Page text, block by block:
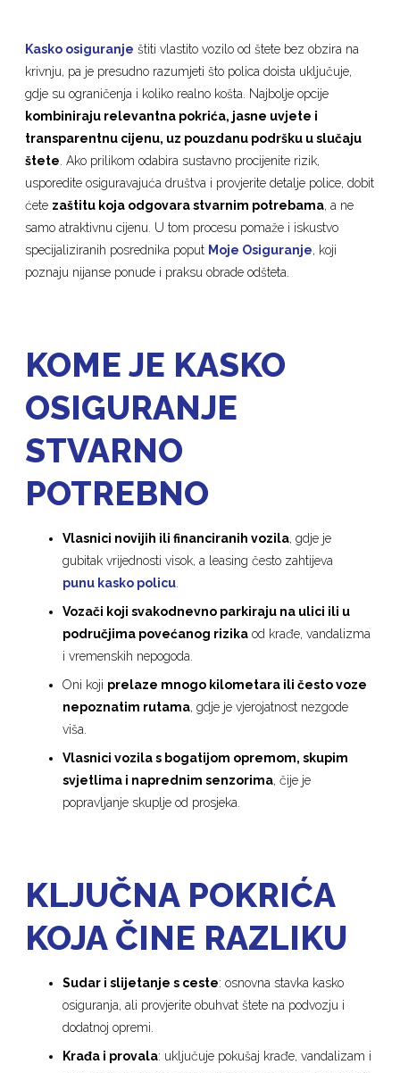
Kasko osiguranje štiti vlastito vozilo od štete bez obzira na
krivnju, pa je presudno razumjeti što polica doista uključuje,
gdje su ograničenja i koliko realno košta. Najbolje opcije
kombiniraju relevantna pokrića, jasne uvjete i
transparentnu cijenu, uz pouzdanu podršku u slučaju
štete . Ako prilikom odabira sustavno procijenite rizik,
usporedite osiguravajuća društva i provjerite detalje police, dobit
ćete zaštitu koja odgovara stvarnim potrebama, a ne
samo atraktivnu cijenu. U tom procesu pomaže i iskustvo
specijaliziranih posrednika poput Moje Osiguranje, koji
poznaju nijanse ponude i praksu obrade odšteta.
KOME JE KASKO
OSIGURANJE
STVARNO
POTREBNO
Vlasnici novijih ili financiranih vozila, gdje je
gubitak vrijednosti visok, a leasing često zahtijeva
punu kasko policu
Vozači koji svakodnevno parkiraju na ulici ili u
područjima povećanog rizika od krađe, vandalizma
i vremenskih nepogoda.
Oni koji prelaze mnogo kilometara ili često voze
nepoznatim rutama, gdje je vjerojatnost nezgode
viša.
Vlasnici vozila s bogatijom opremom, skupim
svjetlima i naprednim senzorima, čije je
popravljanje skuplje od prosjeka.
KLJUČNA POKRIĆA
KOJA ČINE RAZLIKU
Sudar i slijetanje s ceste: osnovna stavka kasko
osiguranja, ali provjerite obuhvat štete na podvozju i
dodatnoj opremi.
Krađa i provala: uključuje pokušaj krađe, vandalizam i